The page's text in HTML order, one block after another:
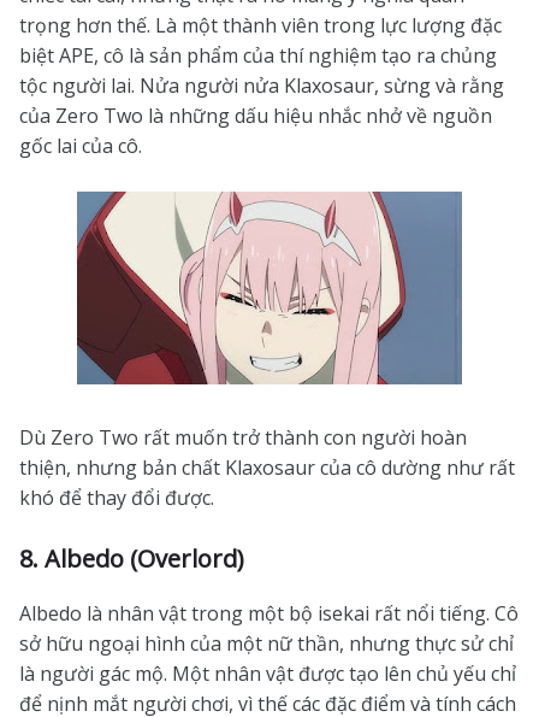
trọng hơn thế. Là một thành viên trong lực lượng đặc
biệt APE, cô là sản phẩm của thí nghiệm tạo ra chủng
tộc người lai. Nửa người nửa Klaxosaur, sừng và rằng
của Zero Two là những dấu hiệu nhắc nhở về nguồn
gốc lai của cô.
Dù Zero Two rất muốn trở thành con người hoàn
thiện, nhưng bản chất Klaxosaur của cô dường như rất
khó để thay đổi được.
8. Albedo (Overlord)
Albedo là nhân vật trong một bộ isekai rất nổi tiếng. Cô
sở hữu ngoại hình của một nữ thần, nhưng thực sử chỉ
là người gác mộ. Một nhân vật được tạo lên chủ yếu chỉ
để nịnh mắt người chơi, vì thế các đặc điểm và tính cách